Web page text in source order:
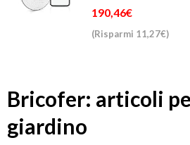
190,46€
(Risparmi 11,27€)
Bricofer: articoli
giardino